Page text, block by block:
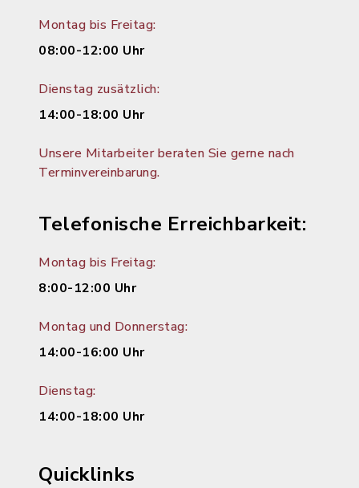
Montag bis Freitag:
08:00-12:00 Uhr
Dienstag zusätzlich:
14:00-18:00 Uhr
Unsere Mitarbeiter beraten Sie gerne nach
Terminvereinbarung.
Telefonische Erreichbarkeit:
Montag bis Freitag:
8:00-12:00 Uhr
Montag und Donnerstag:
14:00-16:00 Uhr
Dienstag:
14:00-18:00 Uhr
Quicklinks